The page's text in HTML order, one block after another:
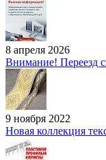
8 апреля 2026
Внимание! Переезд
9 ноября 2022
Новая коллекция